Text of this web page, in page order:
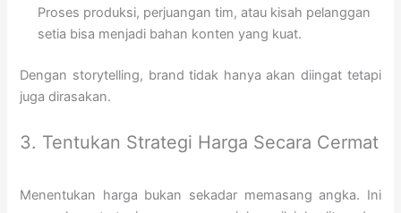
Proses produksi, perjuangan tim, atau kisah pelanggan
setia bisa menjadi bahan konten yang kuat.
Dengan storytelling, brand tidak hanya akan diingat tetapi
juga dirasakan.
3. Tentukan Strategi Harga Secara Cermat
Menentukan harga bukan sekadar memasang angka. Ini